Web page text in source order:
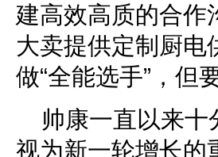
建高效高质的合作
大卖提供定制厨电
做“全能选手”，但
帅康一直以来
视为新一轮增长的